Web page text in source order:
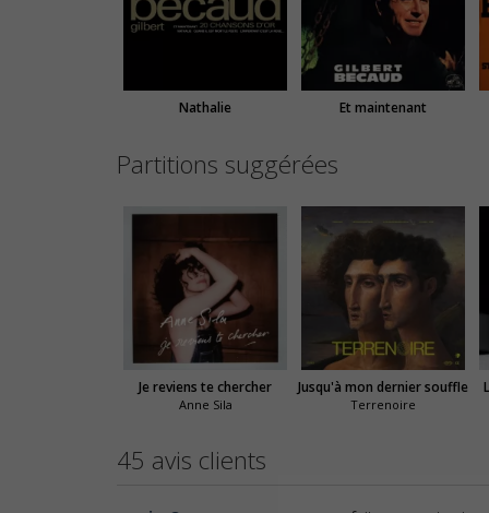
Nathalie Et maintenant
Partitions suggérées
Je reviens te chercher
Anne Sila
Jusqu'à mon dernier souffle
Terrenoire
45 avis clients